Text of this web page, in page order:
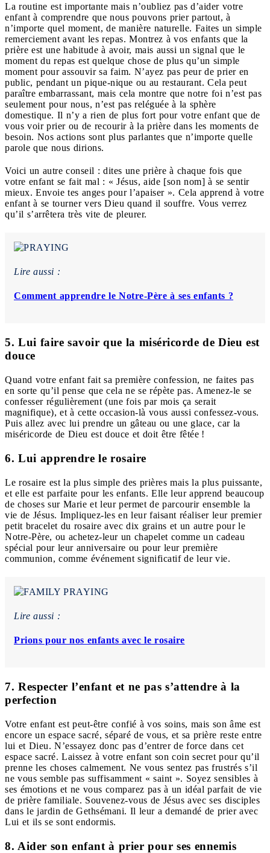
La routine est importante mais n’oubliez pas d’aider votre
enfant à comprendre que nous pouvons prier partout, à
n’importe quel moment, de manière naturelle. Faites un simple
remerciement avant les repas. Montrez à vos enfants que la
prière est une habitude à avoir, mais aussi un signal que le
moment du repas est quelque chose de plus qu’un simple
moment pour assouvir sa faim. N’ayez pas peur de prier en
public, pendant un pique-nique ou au restaurant. Cela peut
paraître embarrassant, mais cela montre que notre foi n’est pas
seulement pour nous, n’est pas reléguée à la sphère
domestique. Il n’y a rien de plus fort pour votre enfant que de
vous voir prier ou de recourir à la prière dans les moments de
besoin. Nos actions sont plus parlantes que n’importe quelle
parole que nous dirions.
Voici un autre conseil : dites une prière à chaque fois que
votre enfant se fait mal : « Jésus, aide [son nom] à se sentir
mieux. Envoie tes anges pour l’apaiser ». Cela apprend à votre
enfant à se tourner vers Dieu quand il souffre. Vous verrez
qu’il s’arrêtera très vite de pleurer.
Lire aussi :
Comment apprendre le Notre-Père à ses enfants ?
5. Lui faire savoir que la miséricorde de Dieu est
douce
Quand votre enfant fait sa première confession, ne faites pas
en sorte qu’il pense que cela ne se répète pas. Amenez-le se
confesser régulièrement (une fois par mois ça serait
magnifique), et à cette occasion-là vous aussi confessez-vous.
Puis allez avec lui prendre un gâteau ou une glace, car la
miséricorde de Dieu est douce et doit être fêtée !
6. Lui apprendre le rosaire
Le rosaire est la plus simple des prières mais la plus puissante,
et elle est parfaite pour les enfants. Elle leur apprend beaucoup
de choses sur Marie et leur permet de parcourir ensemble la
vie de Jésus. Impliquez-les en leur faisant réaliser leur premier
petit bracelet du rosaire avec dix grains et un autre pour le
Notre-Père, ou achetez-leur un chapelet comme un cadeau
spécial pour leur anniversaire ou pour leur première
communion, comme événement significatif de leur vie.
Lire aussi :
Prions pour nos enfants avec le rosaire
7. Respecter l’enfant et ne pas s’attendre à la
perfection
Votre enfant est peut-être confié à vos soins, mais son âme est
encore un espace sacré, séparé de vous, et sa prière reste entre
lui et Dieu. N’essayez donc pas d’entrer de force dans cet
espace sacré. Laissez à votre enfant son coin secret pour qu’il
prenne les choses calmement. Ne vous sentez pas frustrés s’il
ne vous semble pas suffisamment « saint ». Soyez sensibles à
ses émotions et ne vous comparez pas à un idéal parfait de vie
de prière familiale. Souvenez-vous de Jésus avec ses disciples
dans le jardin de Gethsémani. Il leur a demandé de prier avec
Lui et ils se sont endormis.
8. Aider son enfant à prier pour ses ennemis